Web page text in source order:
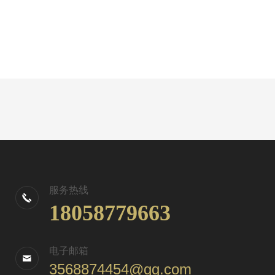
服务热线
18058779663
电子邮箱
3568874454@qq.com